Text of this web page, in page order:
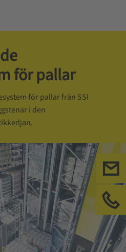
för pallar
för pallar från SSI
i den